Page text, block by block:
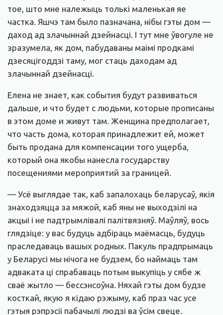
тое, што мне належыць толькі маленькая яе
частка. Яшчэ там было пазначана, нібы гэты дом —
даход ад злачыннай дзейнасці. І тут мне ўвогуле не
зразумела, як дом, пабудаваны маімі продкамі
дзесяцігоддзі таму, мог стаць даходам ад
злачыннай дзейнасці.
Елена не знает, как события будут развиваться
дальше, и что будет с людьми, которые прописаны
в этом доме и живут там. Женщина предполагает,
что часть дома, которая принадлежит ей, может
быть продана для компенсации того ущерба,
который она якобы нанесла государству
посещениями мероприятий за границей.
— Усё выглядае так, каб запалохаць беларусаў, якія
знаходзяцца за мяжой, каб яны не выходзілі на
акцыі і не падтрымлівалі палітвязняў. Маўляў, вось
глядзіце: у вас будуць адбіраць маёмасць, будуць
праследаваць вашых родных. Пакуль прадпрымаць
у Беларусі мы нічога не будзем, бо наймаць там
адваката ці спрабаваць потым выкупіць у сябе ж
сваё жытло — бессэнсоўна. Няхай гэты дом будзе
косткай, якую я кідаю рэжыму, каб праз час усе
гэтыя рэпрэсіі пабачылі людзі ва ўсім свеце.